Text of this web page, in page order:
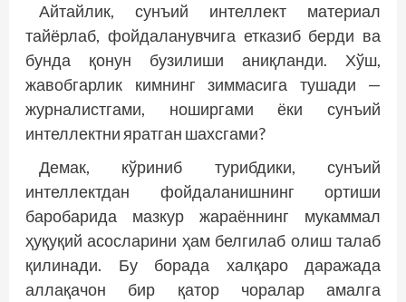
Айтайлик, сунъий интеллект материал
тайёрлаб, фойдаланувчига етказиб берди ва
бунда қонун бузилиши аниқланди. Хўш,
жавобгарлик кимнинг зиммасига тушади —
журналистгами, ноширгами ёки сунъий
интеллектни яратган шахсгами?
Демак, кўриниб турибдики, сунъий
интеллектдан фойдаланишнинг ортиши
баробарида мазкур жараённинг мукаммал
ҳуқуқий асосларини ҳам белгилаб олиш талаб
қилинади. Бу борада халқаро даражада
аллақачон бир қатор чоралар амалга